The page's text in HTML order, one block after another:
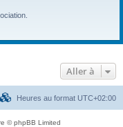
r
Aller à
Heures au format UTC+02:00
© phpBB Limited